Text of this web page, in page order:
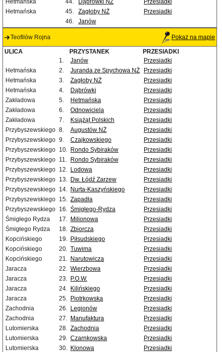
Hetmańska
44. Dąbrówki NŻ
Przesiadki
Hetmańska
45. Zagłoby NŻ
Przesiadki
46.
Janów
Teofilów Rojna Pokaż na mapie
ULICA PRZYSTANEK
PRZESIADKI
1.
Janów
Przesiadki
Hetmańska
2. Juranda ze Spychowa NŻ
Przesiadki
Hetmańska
3. Zagłoby NŻ
Przesiadki
Hetmańska
4. Dąbrówki
Przesiadki
Zakładowa
5. Hetmańska
Przesiadki
Zakładowa
6. Odnowiciela
Przesiadki
Zakładowa
7. Książąt Polskich
Przesiadki
Przybyszewskiego 8. Augustów NŻ
Przesiadki
Przybyszewskiego 9. Czajkowskiego
Przesiadki
Przybyszewskiego 10. Rondo Sybiraków
Przesiadki
Przybyszewskiego 11. Rondo Sybiraków
Przesiadki
Przybyszewskiego 12. Lodowa
Przesiadki
Przybyszewskiego 13. Dw. Łódź Zarzew
Przesiadki
Przybyszewskiego 14. Nurta-Kaszyńskiego
Przesiadki
Przybyszewskiego 15. Zapadła
Przesiadki
Przybyszewskiego 16. Śmigłego-Rydza
Przesiadki
Śmigłego Rydza
17. Milionowa
Przesiadki
Śmigłego Rydza
18. Zbiorcza
Przesiadki
Kopcińskiego
19. Piłsudskiego
Przesiadki
Kopcińskiego
20. Tuwima
Przesiadki
Kopcińskiego
21. Narutowicza
Przesiadki
Jaracza
22. Wierzbowa
Przesiadki
Jaracza
23. P.O.W.
Przesiadki
Jaracza
24. Kilińskiego
Przesiadki
Jaracza
25. Piotrkowska
Przesiadki
Zachodnia
26. Legionów
Przesiadki
Zachodnia
27. Manufaktura
Przesiadki
Lutomierska
28. Zachodnia
Przesiadki
Lutomierska
29. Czarnkowska
Przesiadki
Lutomierska
30. Klonowa Przesiadki